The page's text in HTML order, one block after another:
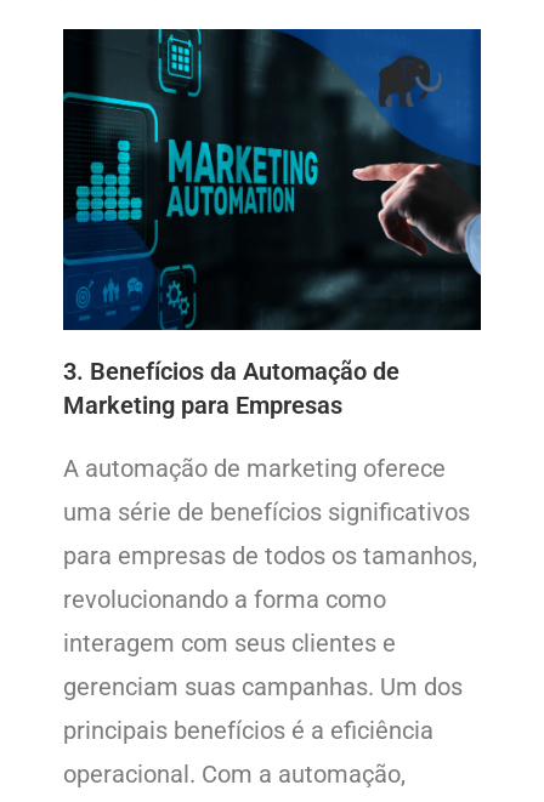
3. Benefícios da Automação de
Marketing para Empresas
A automação de marketing oferece
uma série de benefícios significativos
para empresas de todos os tamanhos,
revolucionando a forma como
interagem com seus clientes e
gerenciam suas campanhas. Um dos
principais benefícios é a eficiência
operacional. Com a automação,